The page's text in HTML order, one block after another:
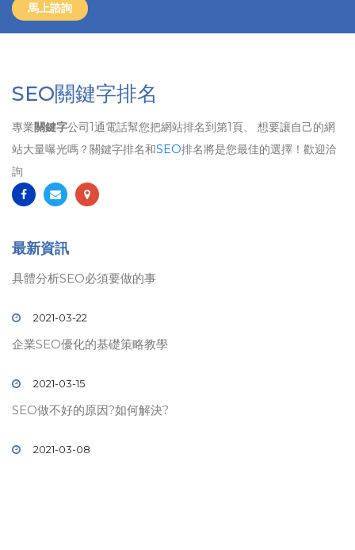
馬上諮詢
SEO關鍵字排名
專業關鍵字公司1通電話幫您把網站排名到第1頁、 想要讓自己的網
站大量曝光嗎？關鍵字排名和SEO排名將是您最佳的選擇！歡迎洽
詢
最新資訊
具體分析SEO必須要做的事
2021-03-22
企業SEO優化的基礎策略教學
2021-03-15
SEO做不好的原因?如何解決?
2021-03-08